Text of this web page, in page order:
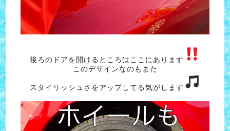
後ろのドアを開けるところはここにあります
このデザインなのもまた
スタイリッシュさをアップしてる気がします